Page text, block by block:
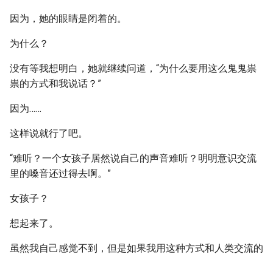
因为，她的眼睛是闭着的。
为什么？
没有等我想明白，她就继续问道，“为什么要用这么鬼鬼祟
祟的方式和我说话？”
因为……
这样说就行了吧。
“难听？一个女孩子居然说自己的声音难听？明明意识交流
里的嗓音还过得去啊。”
女孩子？
想起来了。
虽然我自己感觉不到，但是如果我用这种方式和人类交流的